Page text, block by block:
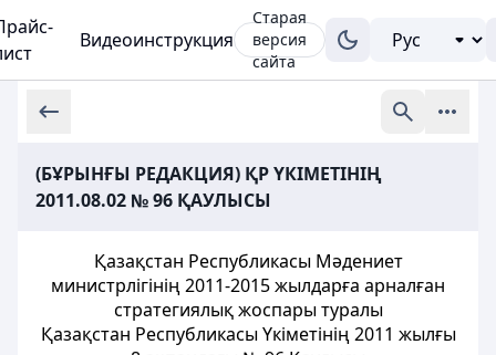
Видеоинструкция
Старая
версия
сайта
(БҰРЫНҒЫ РЕДАКЦИЯ) ҚР ҮКІМЕТІНІҢ
2011.08.02 № 96 ҚАУЛЫСЫ
Қазақстан Республикасы Мәдениет
министрлігінің 2011-2015 жылдарға арналған
стратегиялық жоспары туралы
Қазақстан Республикасы Үкіметінің 2011 жылғы